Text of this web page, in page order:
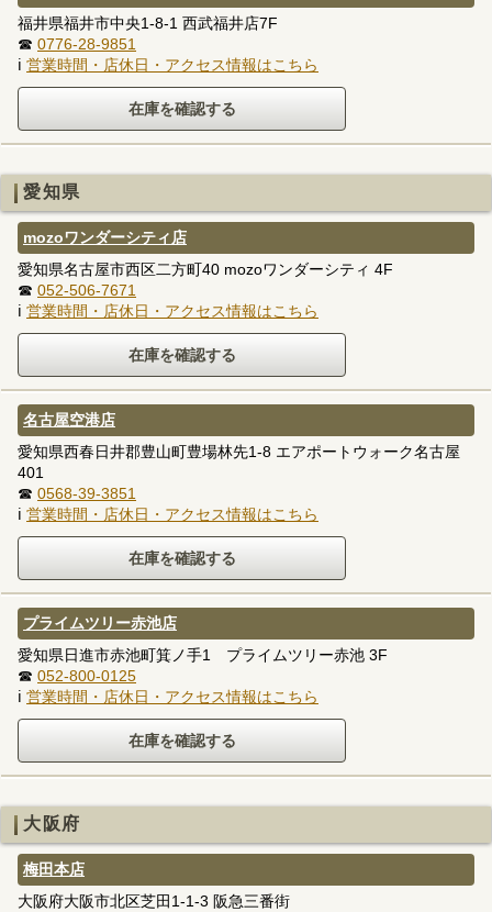
福井県福井市中央1-8-1 西武福井店7F
☎ 0776-28-9851
ℹ 営業時間・店休日・アクセス情報はこちら
愛知県
mozoワンダーシティ店
愛知県名古屋市西区二方町40 mozoワンダーシティ 4F
☎ 052-506-7671
ℹ 営業時間・店休日・アクセス情報はこちら
名古屋空港店
愛知県西春日井郡豊山町豊場林先1-8 エアポートウォーク名古屋
401
☎ 0568-39-3851
ℹ 営業時間・店休日・アクセス情報はこちら
プライムツリー赤池店
愛知県日進市赤池町箕ノ手1 プライムツリー赤池 3F
☎ 052-800-0125
ℹ 営業時間・店休日・アクセス情報はこちら
大阪府
梅田本店
大阪府大阪市北区芝田1-1-3 阪急三番街